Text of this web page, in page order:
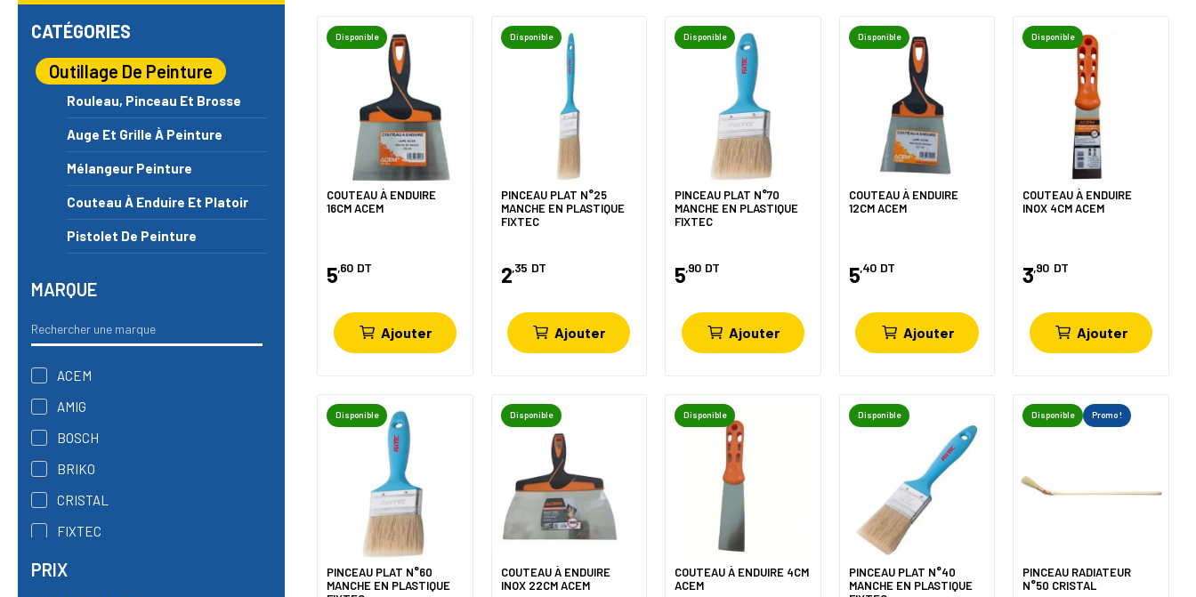
CATÉGORIES
Outillage De Peinture
Rouleau, Pinceau Et Brosse
Auge Et Grille À Peinture
Mélangeur Peinture
Couteau À Enduire Et Platoir
Pistolet De Peinture
MARQUE
ACEM
AMIG
BOSCH
BRIKO
CRISTAL
FIXTEC
KAPRIOL
PRIX
Disponible
COUTEAU À ENDUIRE
16CM ACEM
5,60 DT
Ajouter
Disponible
PINCEAU PLAT N°25
MANCHE EN PLASTIQUE
FIXTEC
2,35 DT
Ajouter
Disponible
PINCEAU PLAT N°70
MANCHE EN PLASTIQUE
FIXTEC
5,90 DT
Ajouter
Disponible
COUTEAU À ENDUIRE
12CM ACEM
5,40 DT
Ajouter
Disponible
COUTEAU À ENDUIRE
INOX 4CM ACEM
3,90 DT
Ajouter
Disponible
PINCEAU PLAT N°60
MANCHE EN PLASTIQUE
Disponible
COUTEAU À ENDUIRE
INOX 22CM ACEM
Disponible
COUTEAU À ENDUIRE 4CM
ACEM
Disponible
PINCEAU PLAT N°40
MANCHE EN PLASTIQUE
Disponible Promo !
PINCEAU RADIATEUR
N°50 CRISTAL